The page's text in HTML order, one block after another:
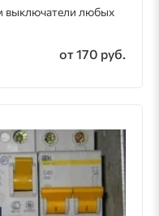
выключатели любых
от 170 руб.